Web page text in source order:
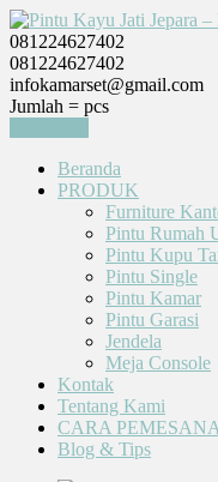
081224627402
081224627402
infokamarset@gmail.com
Jumlah = pcs
Beranda
PRODUK
Furniture
Pintu Rumah
Pintu Kupu
Pintu Single
Pintu Kamar
Pintu Garasi
Jendela
Meja Console
Kontak
Tentang Kami
CARA
Blog & Tips